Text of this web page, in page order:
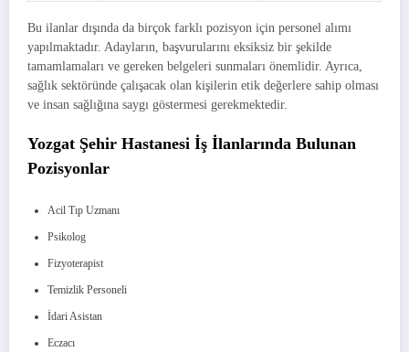
Bu ilanlar dışında da birçok farklı pozisyon için personel alımı
yapılmaktadır. Adayların, başvurularını eksiksiz bir şekilde
tamamlamaları ve gereken belgeleri sunmaları önemlidir. Ayrıca,
sağlık sektöründe çalışacak olan kişilerin etik değerlere sahip olması
ve insan sağlığına saygı göstermesi gerekmektedir.
Yozgat Şehir Hastanesi İş İlanlarında Bulunan
Pozisyonlar
Acil Tıp Uzmanı
Psikolog
Fizyoterapist
Temizlik Personeli
İdari Asistan
Eczacı